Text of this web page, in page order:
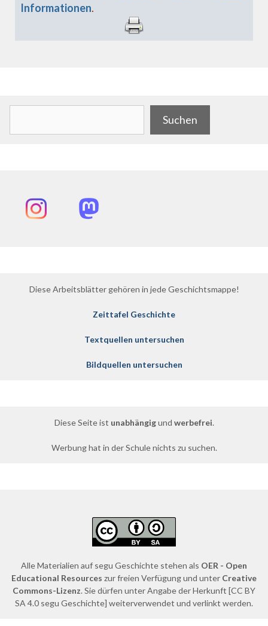
Informationen.
Suchen
InstagramMastodon
Diese Arbeitsblätter gehören in jede Geschichtsmappe!
Zeittafel Geschichte
Textquellen untersuchen
Bildquellen untersuchen
Diese Seite ist unabhängigund werbefrei.
Werbung hat in der Schule nichts zu suchen.
Alle Materialien auf segu Geschichte stehen als OER - Open
Educational Resources zur freien Verfügung und unter Creative
Commons-Lizenz. Sie dürfen unter Angabe der Herkunft [CC BY
SA 4.0 segu Geschichte] weiterverwendet und verlinkt werden.